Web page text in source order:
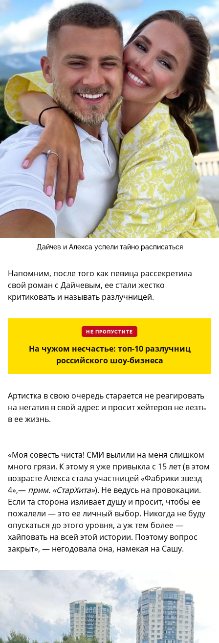
Дайчев и Алекса успели тайно расписаться
Напомним, после того как певица рассекретила
свой роман с Дайчевым, ее стали жестко
критиковать и называть разлучницей.
НЕ ПРОПУСТИТЕ
На чужом несчастье: топ-10 разлучниц
российского шоу-бизнеса
Артистка в свою очередь старается не реагировать
на негатив в свой адрес и просит хейтеров не лезть
в ее жизнь.
«Моя совесть чиста! СМИ вылили на меня слишком
много грязи. К этому я уже привыкла с 15 лет (в этом
возрасте Алекса стала участницей «Фабрики звезд
4»,— прим. «СтарХита»). Не ведусь на провокации.
Если та сторона изливает душу и просит, чтобы ее
пожалели — это ее личный выбор. Никогда не буду
опускаться до этого уровня, а уж тем более —
хайповать на всей этой истории. Поэтому вопрос
закрыт», — негодовала она, намекая на Сашу.